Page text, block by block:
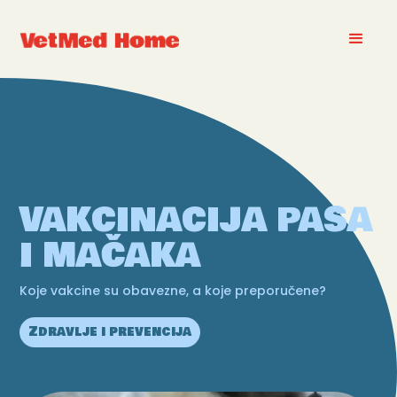
VAKCINACIJA PASA
I MAČAKA
Koje vakcine su obavezne, a koje preporučene?
Zdravlje i prevencija